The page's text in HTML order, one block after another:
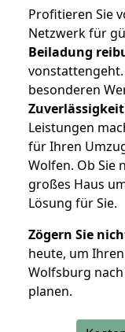
Profitieren Sie
Netzwerk für
Beiladung
besonderen
Leistungen
für Ihren
Wolfen. Ob Sie
großes Haus
Lösung für Sie.
Zögern Sie
heute, um
Wolfsburg
planen.